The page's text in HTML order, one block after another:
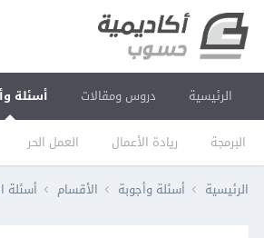
الرئيسية دروس ومقالات أسئلة
البرمجة ريادة الأعمال العمل الحر
الرئيسية أسئلة وأجوبة الأقسام أسئلة